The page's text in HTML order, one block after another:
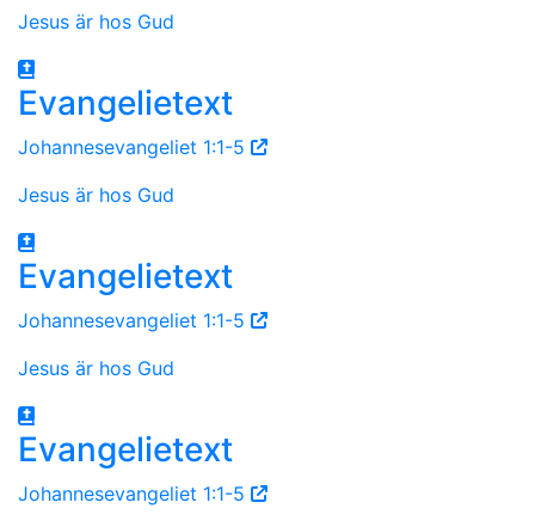
Jesus är hos Gud
Evangelietext
Johannesevangeliet 1:1-5
Jesus är hos Gud
Evangelietext
Johannesevangeliet 1:1-5
Jesus är hos Gud
Evangelietext
Johannesevangeliet 1:1-5